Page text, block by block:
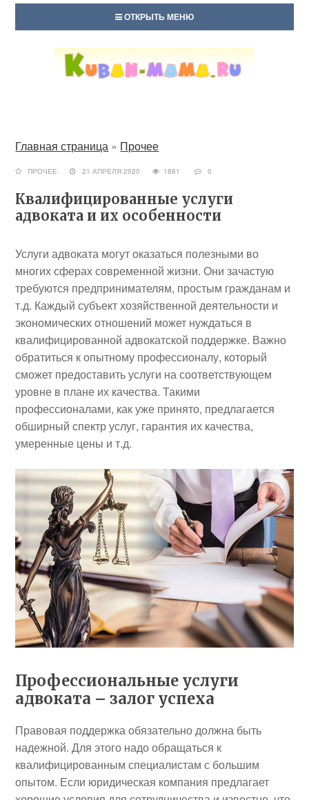
ОТКРЫТЬ МЕНЮ
Главная страница » Прочее
ПРОЧЕЕ 21 АПРЕЛЯ 2020 1881 0
Квалифицированные услуги
адвоката и их особенности
Услуги адвоката могут оказаться полезными во
многих сферах современной жизни. Они зачастую
требуются предпринимателям, простым гражданам и
т.д. Каждый субъект хозяйственной деятельности и
экономических отношений может нуждаться в
квалифицированной адвокатской поддержке. Важно
обратиться к опытному профессионалу, который
сможет предоставить услуги на соответствующем
уровне в плане их качества. Такими
профессионалами, как уже принято, предлагается
обширный спектр услуг, гарантия их качества,
умеренные цены и т.д.
Профессиональные услуги
адвоката – залог успеха
Правовая поддержка обязательно должна быть
надежной. Для этого надо обращаться к
квалифицированным специалистам с большим
опытом. Если юридическая компания предлагает